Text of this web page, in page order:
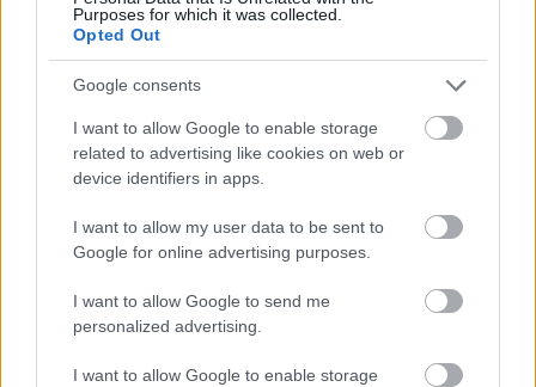
Purposes for which it was collected.
Opted Out
Google consents
I want to allow Google to enable storage
related to advertising like cookies on web or
device identifiers in apps.
I want to allow my user data to be sent to
Google for online advertising purposes.
I want to allow Google to send me
personalized advertising.
I want to allow Google to enable storage
9 Ιουλίου 2024, 17:05
ολόφρεσκου θαλασσινού σε μια...
Ξενοδοχεία Ρόδος
10GR Βοutique Hotel & Wine bar: Μια αυθεντική εμπειρία